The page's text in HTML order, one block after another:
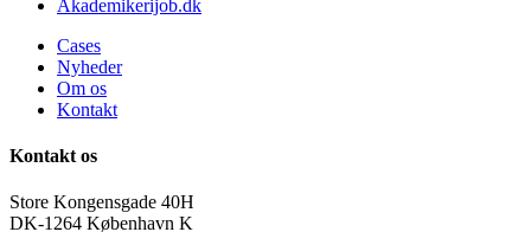
Akademikerijob.dk
Cases
Nyheder
Om os
Kontakt
Kontakt os
Store Kongensgade 40H
DK-1264 København K